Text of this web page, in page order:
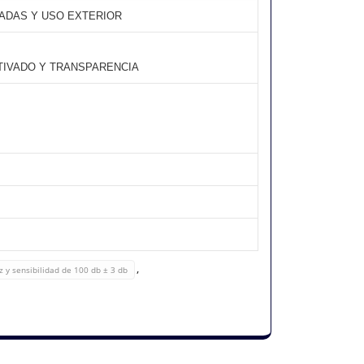
Y USO EXTERIOR
Y TRANSPARENCIA
y sensibilidad de 100 db ± 3 db ,